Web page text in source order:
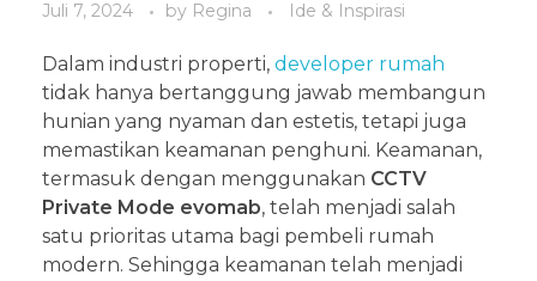
Juli 7, 2024 by Regina Ide & Inspirasi
Dalam industri properti, developer rumah
tidak hanya bertanggung jawab membangun
hunian yang nyaman dan estetis, tetapi juga
memastikan keamanan penghuni. Keamanan,
termasuk dengan menggunakan CCTV
Private Mode evomab, telah menjadi salah
satu prioritas utama bagi pembeli rumah
modern. Sehingga keamanan telah menjadi